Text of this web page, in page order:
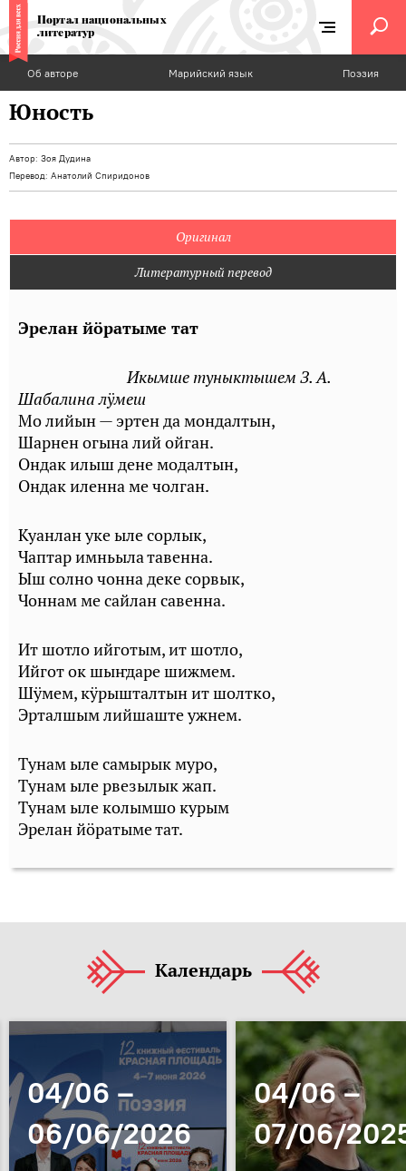
Портал национальных
литератур
Об авторе Марийский язык Поэзия
Юность
Автор: Зоя Дудина
Перевод: Анатолий Спиридонов
Оригинал
Литературный перевод
Эрелан йӧратыме тат
Икымше туныктышем З. А.
Шабалина лӱмеш
Мо лийын — эртен да мондалтын,
Шарнен огына лий ойган.
Ондак илыш дене модалтын,
Ондак иленна ме чолган.
Куанлан уке ыле сорлык,
Чаптар имньыла тавенна.
Ыш солно чонна деке сорвык,
Чоннам ме сайлан савенна.
Ит шотло ийготым, ит шотло,
Ийгот ок шыҥдаре шижмем.
Шӱмем, кӱрышталтын ит шолтко,
Эрталшым лийшаште ужнем.
Тунам ыле самырык муро,
Тунам ыле рвезылык жап.
Тунам ыле колымшо курым
Эрелан йӧратыме тат.
Календарь
04/06 –
06/06/2026
04/06 –
07/06/